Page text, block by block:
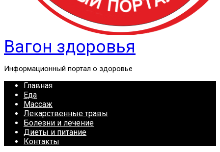
Вагон здоровья
Информационный портал о здоровье
Главная
Еда
Массаж
Лекарственные травы
Болезни и лечение
Диеты и питание
Контакты